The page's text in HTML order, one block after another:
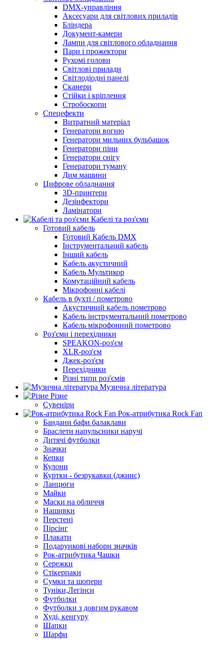
DMX-управління
Аксесуари для світлових приладів
Бліндера
Документ-камери
Лампи для світлового обладнання
Пари і прожектори
Рухомі голови
Світлові прилади
Світлодіодні панелі
Сканери
Стійки і кріплення
Стробоскопи
Спецефекти
Витратний матеріал
Генератори вогню
Генератори мильних бульбашок
Генератори піни
Генератори снігу
Генератори туману
Дим машини
Цифрове обладнання
3D-принтери
Дезінфектори
Ламінатори
Кабелі та роз'єми
Готовий кабель
Готовий Кабель DMX
Інструментальний кабель
Інший кабель
Кабель акустичний
Кабель Мультикор
Комутаційний кабель
Мікрофонні кабелі
Кабель в бухті / пометрово
Акустичний кабель пометрово
Кабель інструментальний пометрово
Кабель мікрофонний пометрово
Роз'єми і перехідники
SPEAKON-роз'єм
XLR-роз'єм
Джек-роз'єм
Перехідники
Різні типи роз'ємів
Музична література
Різне
Сувеніри
Рок-атрибутика Rock Fan
Бандани бафи балаклави
Браслети напульсники наручі
Дитячі футболки
Значки
Кепки
Кулони
Куртки - безрукавки (джинс)
Ланцюги
Майки
Маски на обличчя
Нашивки
Перстені
Пірсінг
Плакати
Подарункові набори значків
Рок-атрибутика Чашки
Сережки
Стікерпаки
Сумки та шопери
Туніки,Легінси
Футболки
Футболки з довгим рукавом
Худі, кенгуру
Шапки
Шарфи